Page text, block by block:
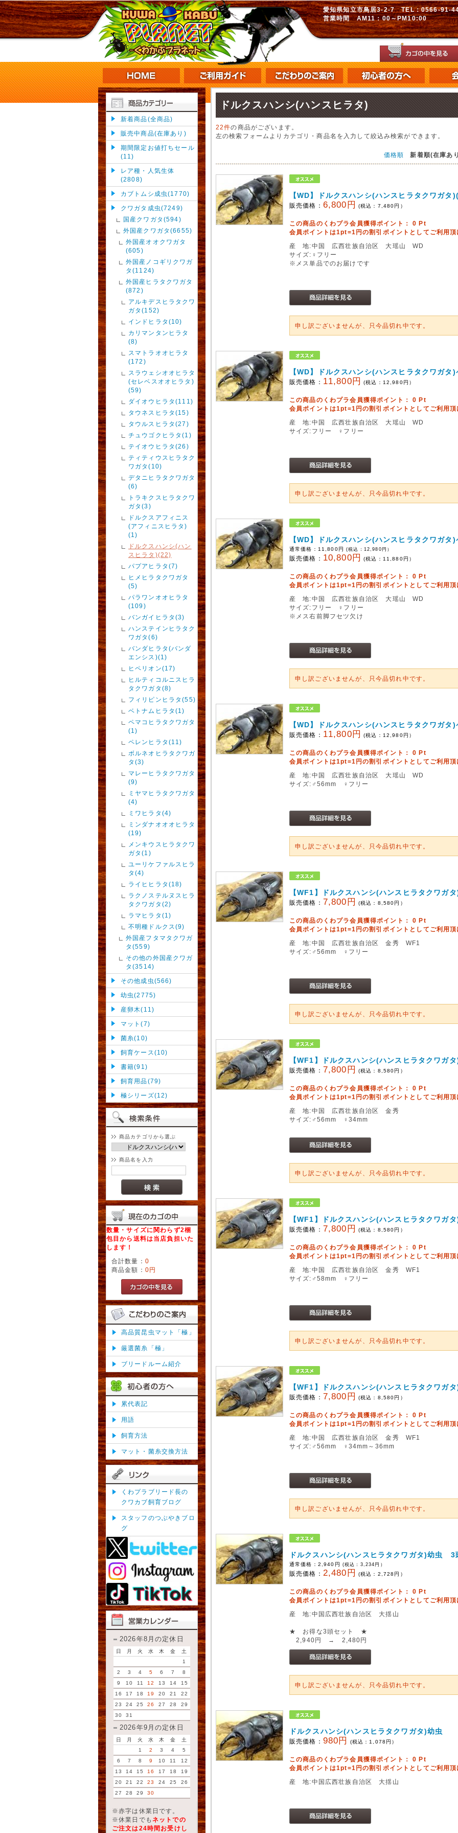
愛知県知立市鳥居3-2-7 TEL：0566-
営業時間 AM11：00～PM10:00
新着商品(全商品)
販売中商品(在庫あり)
期間限定お値打ちセール
(11)
レア種・人気生体
(2808)
カブトムシ成虫(1770)
クワガタ成虫(7249)
国産クワガタ(594)
外国産クワガタ(6655)
外国産オオクワガタ
(605)
外国産ノコギリクワガ
タ(1124)
外国産ヒラタクワガタ
(872)
アルキデスヒラタクワ
ガタ(152)
インドヒラタ(10)
カリマンタンヒラタ
(8)
スマトラオオヒラタ
(172)
スラウェシオオヒラタ
(セレベスオオヒラタ)
(59)
ダイオウヒラタ(111)
タウネスヒラタ(15)
タウルスヒラタ(27)
チュウゴクヒラタ(1)
テイオウヒラタ(26)
ティティウスヒラタク
ワガタ(10)
デタニヒラタクワガタ
(6)
トラキクスヒラタクワ
ガタ(3)
ドルクスアフィニス
(アフィニスヒラタ)
(1)
ドルクスハンシ(ハン
スヒラタ)(22)
パプアヒラタ(7)
ヒメヒラタクワガタ
(5)
パラワンオオヒラタ
(109)
バンガイヒラタ(3)
ハンステインヒラタク
ワガタ(6)
バンダヒラタ(バンダ
エンシス)(1)
ヒペリオン(17)
ヒルティコルニスヒラ
タクワガタ(8)
フィリピンヒラタ(55)
ベトナムヒラタ(1)
ペマコヒラタクワガタ
(1)
ペレンヒラタ(11)
ボルネオヒラタクワガ
タ(3)
マレーヒラタクワガタ
(9)
ミヤマヒラタクワガタ
(4)
ミワヒラタ(4)
ミンダナオオオヒラタ
(19)
メンキウスヒラタクワ
ガタ(1)
ユーリケファルスヒラ
タ(4)
ライヒヒラタ(18)
ラクノステルヌスヒラ
タクワガタ(2)
ラマヒラタ(1)
不明種ドルクス(9)
外国産フタマタクワガ
タ(559)
その他の外国産クワガ
タ(3514)
その他成虫(566)
幼虫(2775)
産卵木(11)
マット(7)
菌糸(10)
飼育ケース(10)
書籍(91)
飼育用品(79)
極シリーズ(12)
商品カテゴリから選ぶ
商品名を入力
数量・サイズに関わらず2梱
包目から送料は当店負担いた
します！
合計数量： 0
商品金額： 0円
高品質昆虫マット「極」
厳選菌糸「極」
ブリードルーム紹介
累代表記
用語
飼育方法
マット・菌糸交換方法
くわプラブリード長の
クワカブ飼育ブログ
スタッフのつぶやきブロ
グ
2026年8月の定休日
日 月 火 水 木 金
土
1
2
3 4 5 6 7
8
9
10 11 12 13 14
15
16
17 18 19 20 21
22
23
24 25 26 27 28
29
30
31
2026年9月の定休日
日 月 火 水 木 金
土
1
2 3 4
5
6
7 8 9 10 11
12
13
14 15 16 17 18
19
20
21 22 23 24 25
26
27
28 29 30
※赤字は休業日です。
※休業日でも ネットでの
ご注文は24時間お受けし
ドルクスハンシ(ハンスヒラタ)
22件の商品がございます。
左の検索フォームよりカテゴリ・商品名を入力して絞込み検索ができます。
価格順 新着順(在庫あ
【WD】ドルクスハンシ(ハンスヒラタクワガタ
販売価格： 6,800円 (税込： 7,480円）
この商品のくわプラ会員獲得ポイント：0 Pt
会員ポイントは1pt=1円の割引ポイントとしてご利用頂
産 地:中国 広西壮族自治区 大瑶山 WD
サイズ:♀フリー
※メス単品でのお届けです
申し訳ございませんが、只今品切れ中です。
【WD】ドルクスハンシ(ハンスヒラタクワガタ)
販売価格： 11,800円 (税込： 12,980円）
この商品のくわプラ会員獲得ポイント：0 Pt
会員ポイントは1pt=1円の割引ポイントとしてご利用頂
産 地:中国 広西壮族自治区 大瑶山 WD
サイズ:フリー ♀フリー
申し訳ございませんが、只今品切れ中です。
【WD】ドルクスハンシ(ハンスヒラタクワガタ)
通常価格： 11,800円 (税込： 12,980円）
販売価格： 10,800円 (税込： 11,880円）
この商品のくわプラ会員獲得ポイント：0 Pt
会員ポイントは1pt=1円の割引ポイントとしてご利用頂
産 地:中国 広西壮族自治区 大瑶山 WD
サイズ:フリー ♀フリー
※メス右前脚フセツ欠け
申し訳ございませんが、只今品切れ中です。
【WD】ドルクスハンシ(ハンスヒラタクワガタ)
販売価格： 11,800円 (税込： 12,980円）
この商品のくわプラ会員獲得ポイント：0 Pt
会員ポイントは1pt=1円の割引ポイントとしてご利用頂
産 地:中国 広西壮族自治区 大瑶山 WD
サイズ:♂56mm ♀フリー
申し訳ございませんが、只今品切れ中です。
【WF1】ドルクスハンシ(ハンスヒラタクワガ
販売価格： 7,800円 (税込： 8,580円）
この商品のくわプラ会員獲得ポイント：0 Pt
会員ポイントは1pt=1円の割引ポイントとしてご利用頂
産 地:中国 広西壮族自治区 金秀 WF1
サイズ:♂56mm ♀フリー
申し訳ございませんが、只今品切れ中です。
【WF1】ドルクスハンシ(ハンスヒラタクワガ
販売価格： 7,800円 (税込： 8,580円）
この商品のくわプラ会員獲得ポイント：0 Pt
会員ポイントは1pt=1円の割引ポイントとしてご利用頂
産 地:中国 広西壮族自治区 金秀
サイズ:♂56mm ♀34mm
申し訳ございませんが、只今品切れ中です。
【WF1】ドルクスハンシ(ハンスヒラタクワガ
販売価格： 7,800円 (税込： 8,580円）
この商品のくわプラ会員獲得ポイント：0 Pt
会員ポイントは1pt=1円の割引ポイントとしてご利用頂
産 地:中国 広西壮族自治区 金秀 WF1
サイズ:♂58mm ♀フリー
申し訳ございませんが、只今品切れ中です。
【WF1】ドルクスハンシ(ハンスヒラタクワガ
販売価格： 7,800円 (税込： 8,580円）
この商品のくわプラ会員獲得ポイント：0 Pt
会員ポイントは1pt=1円の割引ポイントとしてご利用頂
産 地:中国 広西壮族自治区 金秀 WF1
サイズ:♂56mm ♀34mm～36mm
申し訳ございませんが、只今品切れ中です。
ドルクスハンシ(ハンスヒラタクワガタ)幼虫 3
通常価格： 2,940円 (税込： 3,234円）
販売価格： 2,480円 (税込： 2,728 円）
この商品のくわプラ会員獲得ポイント：0 Pt
会員ポイントは1pt=1円の割引ポイントとしてご利用頂
産 地:中国広西壮族自治区 大揺山
★ お得な3頭セット ★
2,940円 → 2,480円
申し訳ございませんが、只今品切れ中です。
ドルクスハンシ(ハンスヒラタクワガタ)幼虫
販売価格： 980円 (税込： 1,078 円）
この商品のくわプラ会員獲得ポイント：0 Pt
会員ポイントは1pt=1円の割引ポイントとしてご利用頂
産 地:中国広西壮族自治区 大揺山